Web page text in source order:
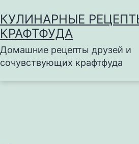
к
содержимому
КУЛИНАРНЫЕ
КРАФТФУДА
Домашние рецепты друзей и
сочувствующих крафтфуда